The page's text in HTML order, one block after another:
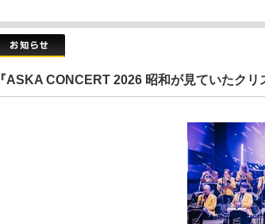
『ASKA CONCERT 2026 昭和が見ていたクリ